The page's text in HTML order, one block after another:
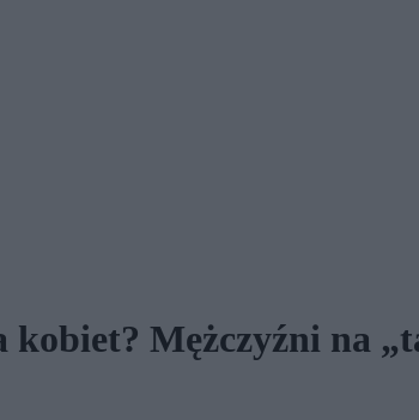
Mężczyźni na